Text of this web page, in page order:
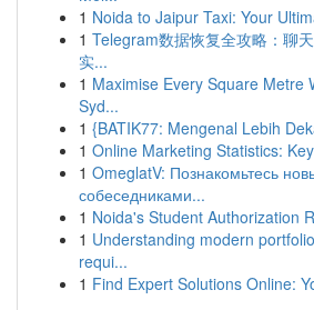
1 Noida to Jaipur Taxi: Your
1 Telegram数据恢复全攻略：聊
实...
1 Maximise Every Square Metre
Syd...
1 {BATIK77: Mengenal Lebih
1 Online Marketing Statistics:
1 OmeglatV: Познакомьтесь
собеседниками...
1 Noida's Student Authorization
1 Understanding modern
requi...
1 Find Expert Solutions Online: